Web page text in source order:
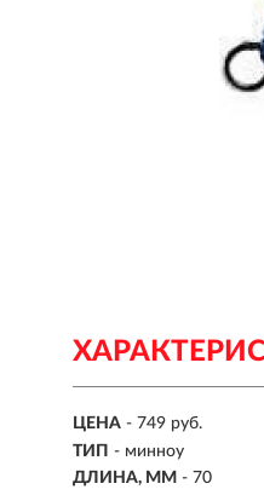
ЦЕНА - 749 руб.
ТИП - минноу
ДЛИНА, ММ - 70